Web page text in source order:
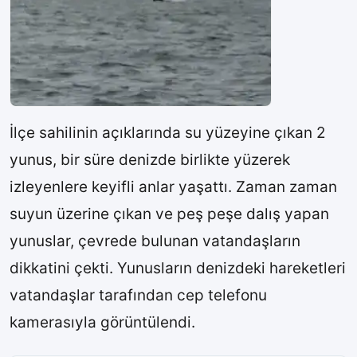
İlçe sahilinin açıklarında su yüzeyine çıkan 2
yunus, bir süre denizde birlikte yüzerek
izleyenlere keyifli anlar yaşattı. Zaman zaman
suyun üzerine çıkan ve peş peşe dalış yapan
yunuslar, çevrede bulunan vatandaşların
dikkatini çekti. Yunusların denizdeki hareketleri
vatandaşlar tarafından cep telefonu
kamerasıyla görüntülendi.